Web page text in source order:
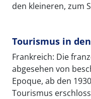
den kleineren, zum
Tourismus in
Frankreich: Die
abgesehen von
Epoque, ab den
Tourismus